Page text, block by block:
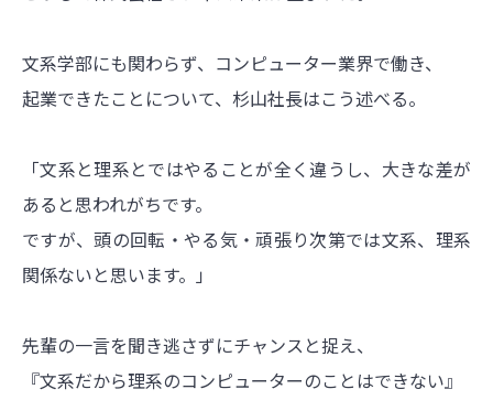
文系学部にも関わらず、コンピューター業界で働き、
起業できたことについて、杉山社長はこう述べる。
「文系と理系とではやることが全く違うし、大きな差が
あると思われがちです。
ですが、頭の回転・やる気・頑張り次第では文系、理系
関係ないと思います。」
先輩の一言を聞き逃さずにチャンスと捉え、
『文系だから理系のコンピューターのことはできない』